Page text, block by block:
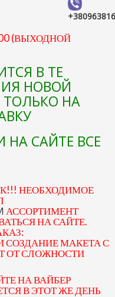
(ВЫХОДНОЙ
В ТЕ
НОВОЙ
НА
НА САЙТЕ ВСЕ
НЕОБХОДИМОЕ
АССОРТИМЕНТ
НА САЙТЕ.
СОЗДАНИЕ МАКЕТА С
ОТ СЛОЖНОСТИ
НА ВАЙБЕР
В ЭТОТ ЖЕ ДЕНЬ